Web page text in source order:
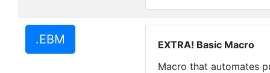
.EBM
EXTRA! Basic Macro
Macro that automates